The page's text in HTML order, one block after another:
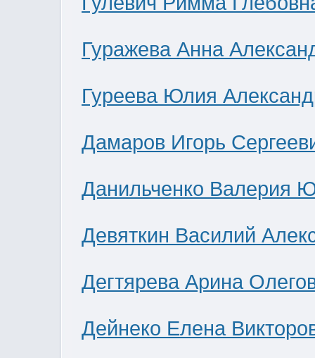
Гуражева Анна
Гуреева Юлия
Дамаров Игорь
Данильченко Валерия
Девяткин Василий
Дегтярева Арина
Дейнеко Елена